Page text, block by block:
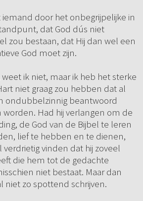
iemand door het onbegrijpelijke in
dat God dús niet
zou bestaan, dat Hij dan wel een
God moet zijn.
ik niet, maar ik heb het sterke
niet graag zou hebben dat al
ondubbelzinnig beantwoord
Had hij verlangen om de
de God van de Bijbel te leren
lief te hebben en te dienen,
verdrietig vinden dat hij zoveel
die hem tot de gedachte
niet bestaat. Maar dan
niet zo spottend schrijven.